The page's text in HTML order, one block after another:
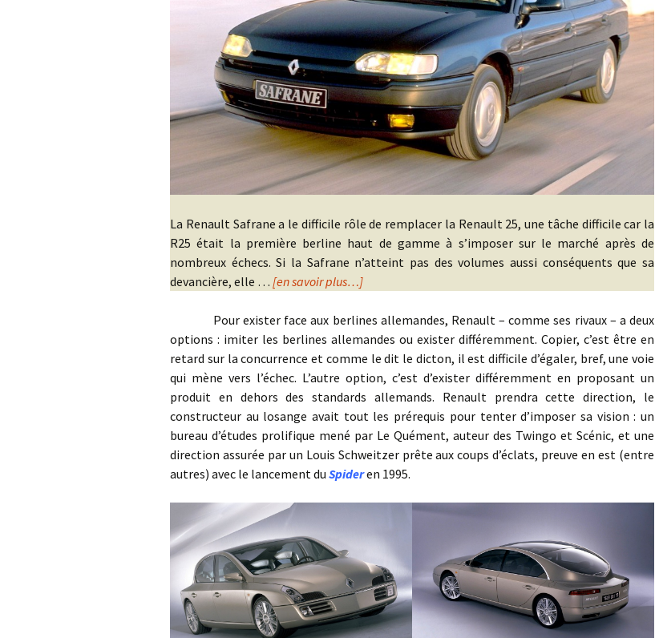
La Renault Safrane a le difficile rôle de remplacer la Renault 25, une tâche difficile car la
R25 était la première berline haut de gamme à s’imposer sur le marché après de
nombreux échecs. Si la Safrane n’atteint pas des volumes aussi conséquents que sa
devancière, elle … [en savoir plus…]
Pour exister face aux berlines allemandes, Renault – comme ses rivaux – a deux
options : imiter les berlines allemandes ou exister différemment. Copier, c’est être en
retard sur la concurrence et comme le dit le dicton, il est difficile d’égaler, bref, une voie
qui mène vers l’échec. L’autre option, c’est d’exister différemment en proposant un
produit en dehors des standards allemands. Renault prendra cette direction, le
constructeur au losange avait tout les prérequis pour tenter d’imposer sa vision : un
bureau d’études prolifique mené par Le Quément, auteur des Twingo et Scénic, et une
direction assurée par un Louis Schweitzer prête aux coups d’éclats, preuve en est (entre
autres) avec le lancement du Spideren 1995.